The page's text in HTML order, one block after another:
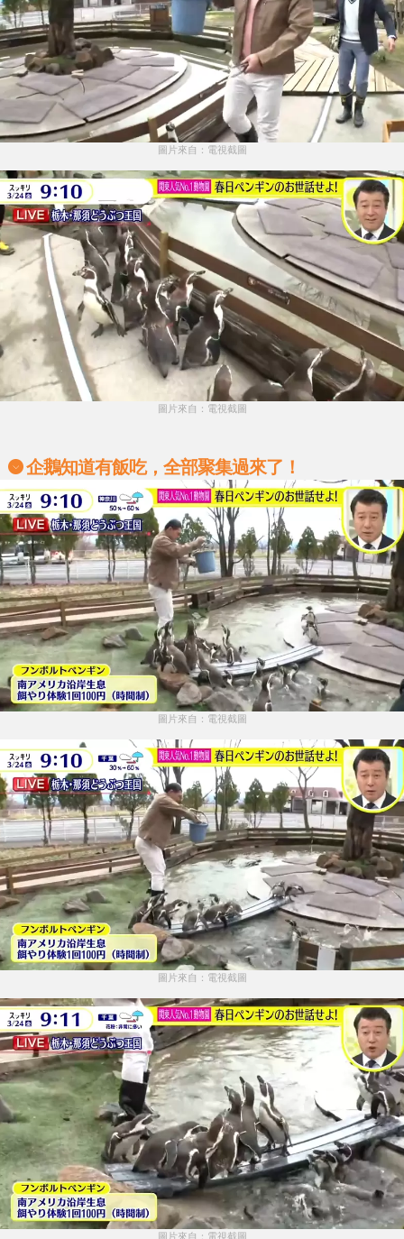
圖片來自：電視截圖
圖片來自：電視截圖
企鵝知道有飯吃，全部聚集過來了！
圖片來自：電視截圖
圖片來自：電視截圖
圖片來自：電視截圖